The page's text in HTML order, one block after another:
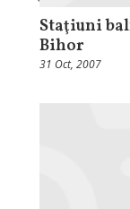
Staţiuni
Bihor
31 Oct, 2007